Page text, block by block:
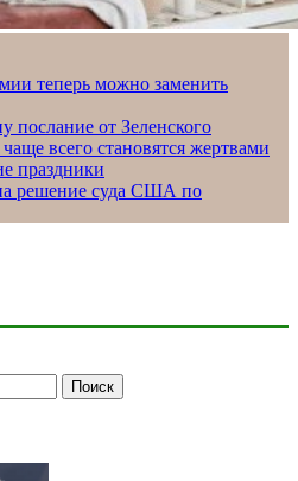
теперь можно заменить
послание от Зеленского
всего становятся жертвами
праздники
решение суда США по